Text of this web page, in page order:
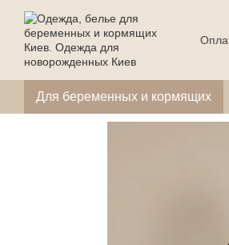
Перейти к основному контенту
Для беременных и кормящих